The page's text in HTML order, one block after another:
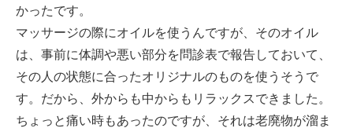
かったです。
マッサージの際にオイルを使うんですが、そのオイル
は、事前に体調や悪い部分を問診表で報告しておいて、
その人の状態に合ったオリジナルのものを使うそうで
す。だから、外からも中からもリラックスできました。
ちょっと痛い時もあったのですが、それは老廃物が溜ま